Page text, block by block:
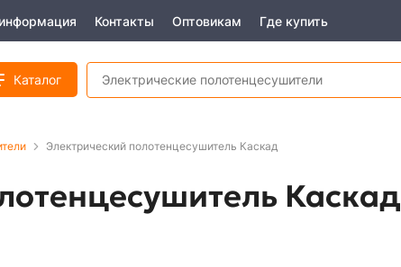
Контакты Оптовикам Где купить
Каталог
Электрический полотенцесушитель Каскад
Каскад